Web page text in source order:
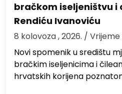
bračkom iseljeništvu i
Rendiću Ivanoviću
8 kolovoza , 2026. / Vrijeme
Novi spomenik u središtu
bračkim iseljenicima i
hrvatskih korijena